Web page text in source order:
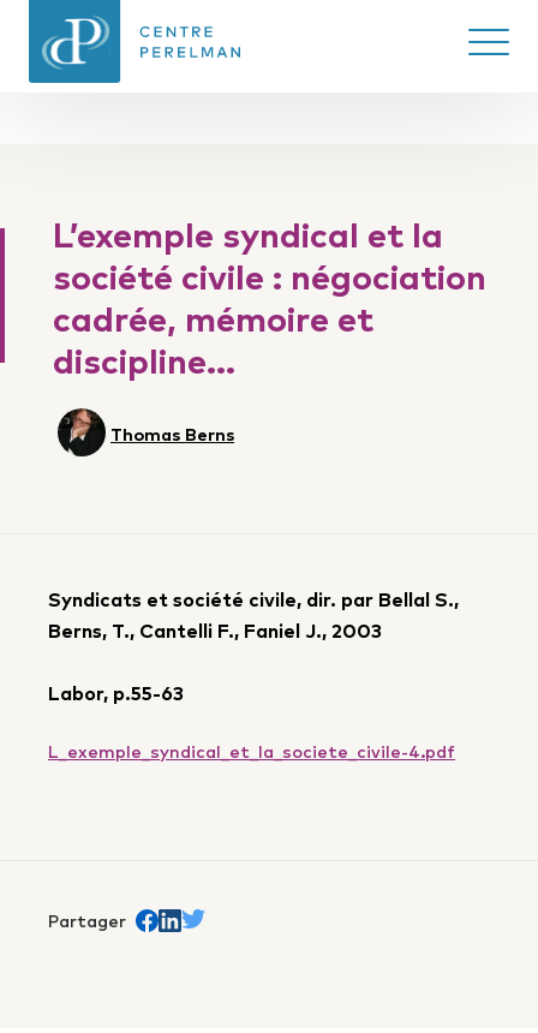
DU DROIT
Ouvrir/
L’exemple syndical et la
société civile : négociation
cadrée, mémoire et
discipline…
Thomas Berns
Syndicats et société civile, dir. par Bellal S.,
Berns, T., Cantelli F., Faniel J., 2003
Labor, p.55-63
L_exemple_syndical_et_la_societe_civile-4.pdf
Partager Partager sur Facebook
trans.Partager sur Linkedin
Partager sur Twitter